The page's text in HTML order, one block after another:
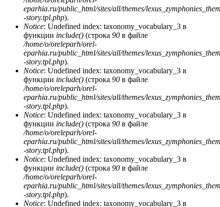
eparhia.ru/public_html/sites/all/themes/
-story.tpl.php).
Notice: Undefined index: taxonomy_vocabulary_3 в
функции include() (строка 90 в файле
/home/o/oreleparh/orel-
eparhia.ru/public_html/sites/all/themes/
-story.tpl.php).
Notice: Undefined index: taxonomy_vocabulary_3 в
функции include() (строка 90 в файле
/home/o/oreleparh/orel-
eparhia.ru/public_html/sites/all/themes/
-story.tpl.php).
Notice: Undefined index: taxonomy_vocabulary_3 в
функции include() (строка 90 в файле
/home/o/oreleparh/orel-
eparhia.ru/public_html/sites/all/themes/
-story.tpl.php).
Notice: Undefined index: taxonomy_vocabulary_3 в
функции include() (строка 90 в файле
/home/o/oreleparh/orel-
eparhia.ru/public_html/sites/all/themes/
-story.tpl.php).
Notice: Undefined index: taxonomy_vocabulary_3 в